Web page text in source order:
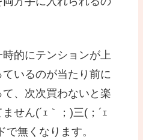
的にテンションが上
いるのが当たり前に
、次次買わないと楽
せん(´ｪ｀；)三(；´ｪ
で無くなります。